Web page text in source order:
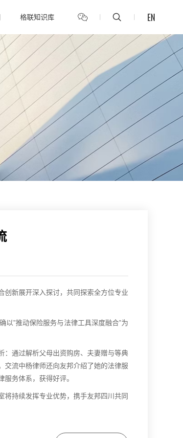
格联知识库 EN
创新展开深入探讨，共同探索全方位专业
”推动保险服务与法律工具深度融合”为
：通过解析父母出资购房、夫妻赠与等典
交流中杨律师还向友邦介绍了她的法律服
务体系，获得好评。
持续发挥专业优势，携手友邦四川共同